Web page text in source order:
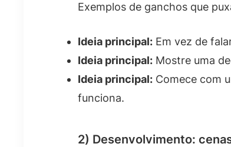
Exemplos de ganchos que
Ideia principal: Em vez de
Ideia principal: Mostre uma
Ideia principal: Comece com
funciona.
2) Desenvolvimento: